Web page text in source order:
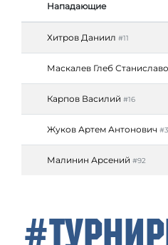
Нападающие
Хитров Даниил #11
Маскалев Глеб
Карпов Василий #16
Жуков Артем Антонович
Малинин Арсений #92